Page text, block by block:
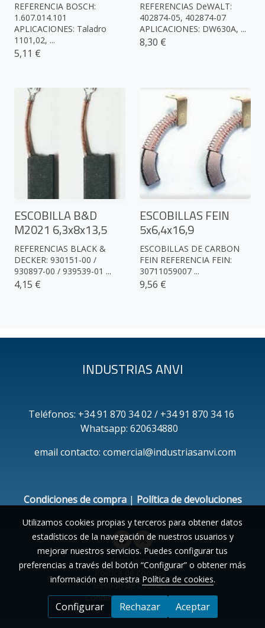
REFERENCIA BOSCH:
1.607.014.101
APLICACIONES: Taladro
1101,02, ...
5,11 €
REFERENCIAS DeWALT:
402874-05, 402874-07
APLICACIONES: DW630A, ...
8,30 €
ESCOBILLA B&D
M2021 6,3x8x13,5
REFERENCIAS BLACK &
DECKER: 930151-00 /
930897-00 / 939539-01 ...
4,15 €
ESCOBILLAS FEIN
5x6,4x16,9
ESCOBILLAS DE CARBON
FEIN REFERENCIA FEIN:
30711059007 ...
9,56 €
INDUSTRIAS ANVI
Teléfonos: +34 91 870 34 02 / +34 91 870 34 16
Whatsapp: 620634880
email contacto: comercial@industriasanvi.com
Condiciones de compra| Política de devoluciones
Aviso legal
Política de cookies
Gestión de cookies
Condiciones de compra
Utilizamos cookies propias y terceros para obtener datos
estadísticos de la navegación de nuestros usuarios y
mejorar nuestros servicios. Puedes configurar tus
preferencias a través del botón “Configurar” o obtener más
información en nuestra Política de cookies.
Configurar Rechazar Aceptar